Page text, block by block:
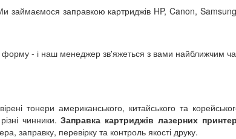
займаємося заправкою картриджів HP, Canon,
форму - і наш менеджер зв'яжеться з вами найближчим
тонери американського, китайського та
чинники.Заправка картриджів лазерних
заправку, перевірку та контроль якості друку.